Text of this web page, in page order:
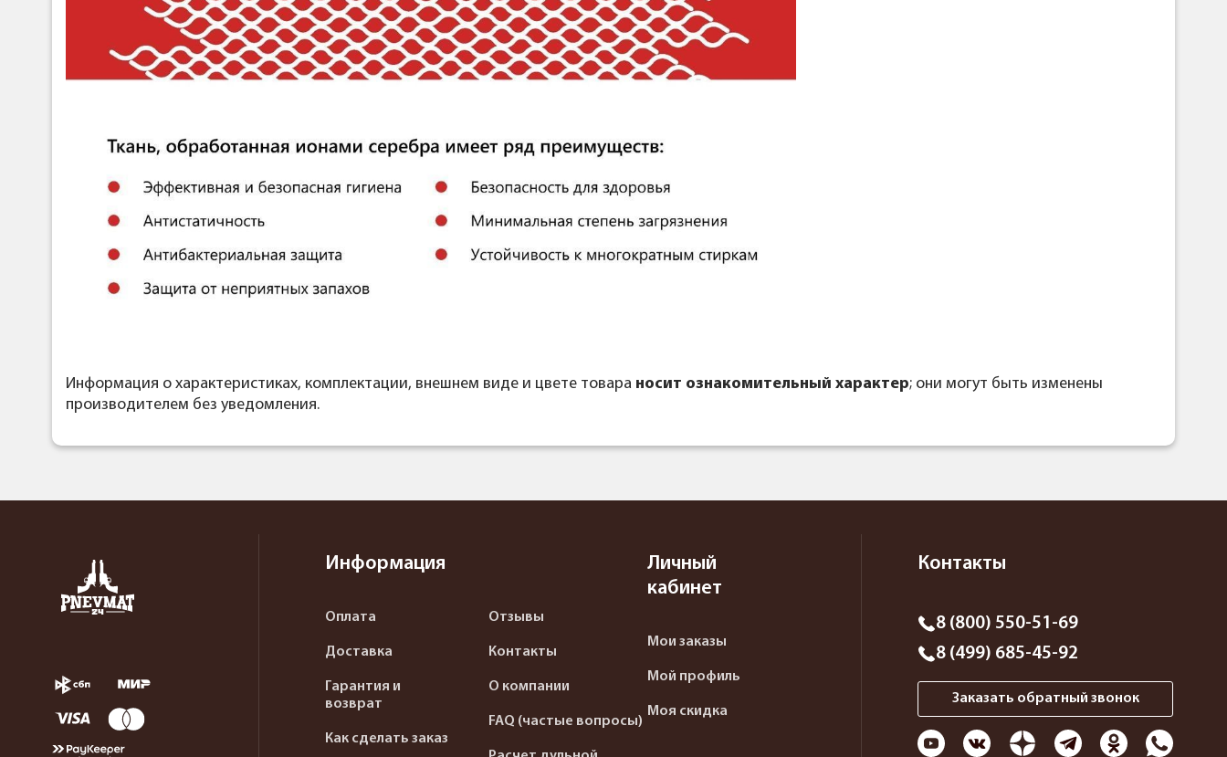
Информация о характеристиках, комплектации, внешнем виде и цвете товара носит ознакомительный характер; они могут быть изменены
производителем без уведомления.
Информация
Оплата
Доставка
Гарантия и
возврат
Как сделать заказ
Отзывы
Контакты
О компании
FAQ (частые вопросы)
Личный
кабинет
Мои заказы
Мой профиль
Моя скидка
Контакты
8 (800) 550-51-69
8 (499) 685-45-92
Заказать обратный звонок